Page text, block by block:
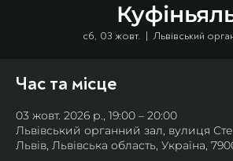
сб, 03 жовт.
  |
Львівський
Час та місце
03 жовт. 2026 р., 19:00 – 20:00
Львівський органний зал, вулиця
Львів, Львівська область, Україна,